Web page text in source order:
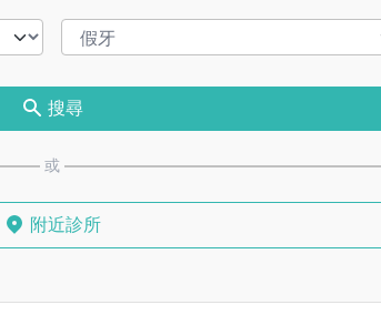
搜尋
或
附近診所